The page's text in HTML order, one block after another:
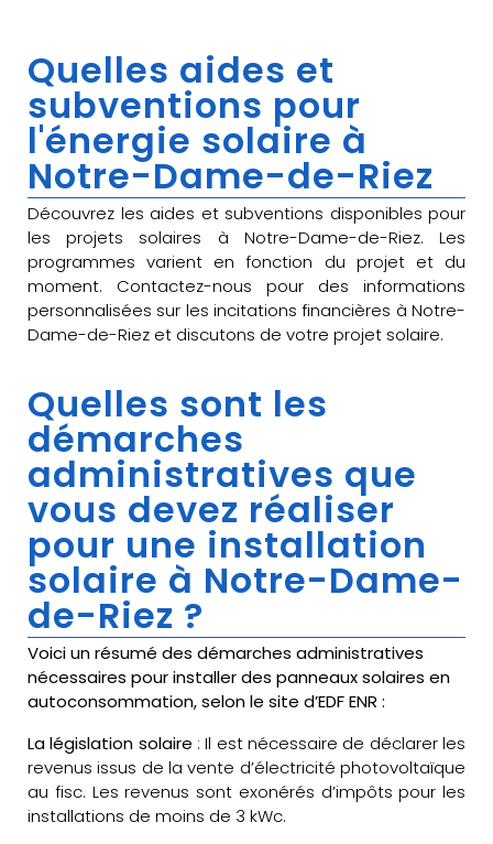
Quelles aides et
subventions pour
l'énergie solaire à
Notre-Dame-de-Riez
Découvrez les aides et subventions disponibles pour
les projets solaires à Notre-Dame-de-Riez. Les
programmes varient en fonction du projet et du
moment. Contactez-nous pour des informations
personnalisées sur les incitations financières à Notre-
Dame-de-Riez et discutons de votre projet solaire.
Quelles sont les
démarches
administratives que
vous devez réaliser
pour une installation
solaire à Notre-Dame-
de-Riez ?
Voici un résumé des démarches administratives
nécessaires pour installer des panneaux solaires en
autoconsommation, selon le site d’EDF ENR :
La législation solaire : Il est nécessaire de déclarer les
revenus issus de la vente d’électricité photovoltaïque
au fisc. Les revenus sont exonérés d’impôts pour les
installations de moins de 3 kWc.